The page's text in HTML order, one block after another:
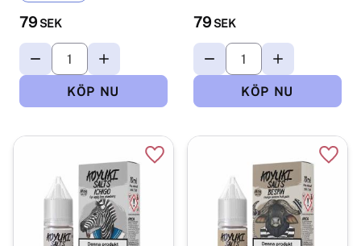
79 SEK 79 SEK
Lägg till i favoriter